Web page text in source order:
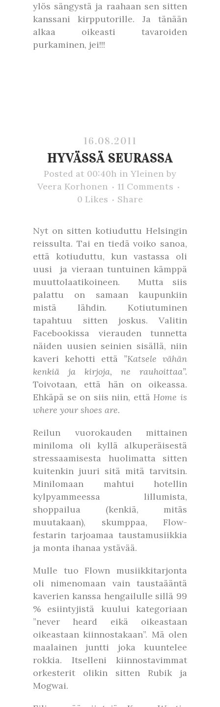
ylös sängystä ja raahaan sen sitten
kanssani kirpputorille. Ja tänään
alkaa oikeasti tavaroiden
purkaminen, jei!!!
16.08.2011
HYVÄSSÄ SEURASSA
Posted at 00:40h in Yleinen by
Veera Korhonen
11 Comments
0 Likes Share
Nyt on sitten kotiuduttu Helsingin
reissulta. Tai en tiedä voiko sanoa,
että kotiuduttu, kun vastassa oli
uusi ja vieraan tuntuinen kämppä
muuttolaatikoineen. Mutta siis
palattu on samaan kaupunkiin
mistä lähdin. Kotiutuminen
tapahtuu sitten joskus. Valitin
Facebookissa vierauden tunnetta
näiden uusien seinien sisällä, niin
kaveri kehotti että ”Katsele vähän
kenkiä ja kirjoja, ne rauhoittaa”.
Toivotaan, että hän on oikeassa.
Ehkäpä se on siis niin, että Home is
where your shoes are.
Reilun vuorokauden mittainen
miniloma oli kyllä alkuperäisestä
stressaamisesta huolimatta sitten
kuitenkin juuri sitä mitä tarvitsin.
Minilomaan mahtui hotellin
kylpyammeessa lillumista,
shoppailua (kenkiä, mitäs
muutakaan), skumppaa, Flow-
festarin tarjoamaa taustamusiikkia
ja monta ihanaa ystävää.
Mulle tuo Flown musiikkitarjonta
oli nimenomaan vain taustaääntä
kaverien kanssa hengailulle sillä 99
% esiintyjistä kuului kategoriaan
”never heard eikä oikeastaan
oikeastaan kiinnostakaan”. Mä olen
maalainen juntti joka kuuntelee
rokkia. Itselleni kiinnostavimmat
orkesterit olikin sitten Rubik ja
Mogwai.